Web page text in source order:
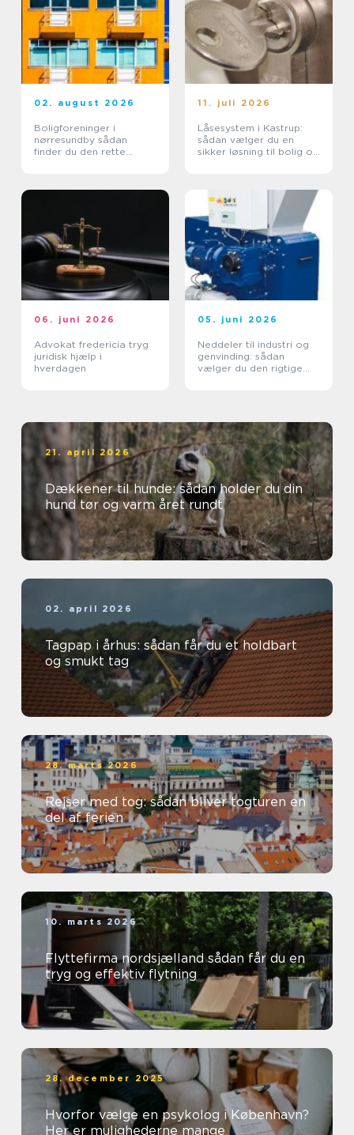
02. august 2026
Boligforeninger i
nørresundby sådan
finder du den rette
11. juli 2026
Låsesystem i Kastrup:
sådan vælger du en
sikker løsning til bolig og
06. juni 2026
Advokat fredericia tryg
juridisk hjælp i
hverdagen
05. juni 2026
Neddeler til industri og
genvinding: sådan
vælger du den rigtige
21. april 2026
Dækkener til hunde: sådan holder du din
hund tør og varm året rundt
02. april 2026
Tagpap i århus: sådan får du et holdbart
og smukt tag
28. marts 2026
Rejser med tog: sådan bliver togturen en
del af ferien
10. marts 2026
Flyttefirma nordsjælland sådan får du en
tryg og effektiv flytning
28. december 2025
Hvorfor vælge en psykolog i København?
Her er mulighederne mange